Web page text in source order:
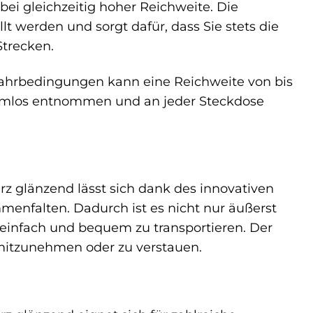
gleichzeitig hoher Reichweite. Die
werden und sorgt dafür, dass Sie stets die
kann eine Reichweite von bis
entnommen und an jeder Steckdose
glänzend lässt sich dank des innovativen
Dadurch ist es nicht nur äußerst
und bequem zu transportieren. Der
oder zu verstauen.